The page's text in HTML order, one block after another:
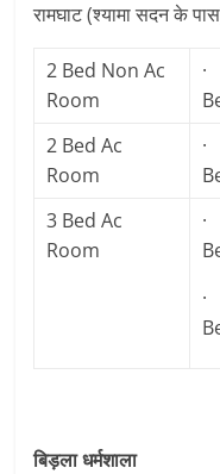
रामघाट (श्यामा सदन के
2 Bed Non Ac
Room
2 Bed Ac
Room
3 Bed Ac
Room
बिड़ला धर्मशाला